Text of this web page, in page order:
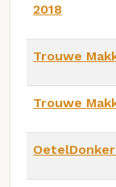
2018
Trouwe
Trouwe